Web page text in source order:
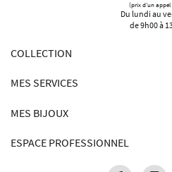
(prix d'un appel
Du lundi au
de 9h00 à
COLLECTION
MES SERVICES
MES BIJOUX
ESPACE PROFESSIONNEL